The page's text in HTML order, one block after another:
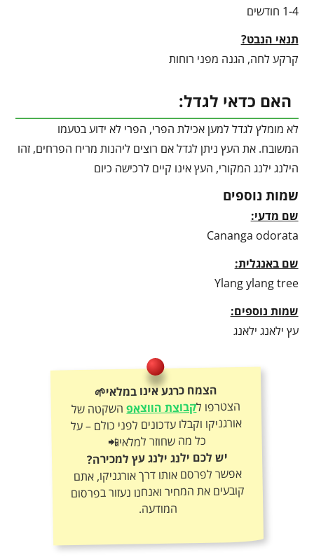
1-4 חודשים
תנאי הנבט?
קרקע לחה, הגנה מפני רוחות
האם כדאי לגדל:
לא מומלץ לגדל למען אכילת הפרי, הפרי לא ידוע בטעמו
המשובח. את העץ ניתן לגדל אם רוצים ליהנות מריח הפרחים, זהו
הילנג ילנג המקורי, העץ אינו קיים לרכישה כיום
שמות נוספים
שם מדעי:
Cananga odorata
שם באנגלית:
Ylang ylang tree
שמות נוספים:
עץ ילאנג ילאנג
הצמח כרגע אינו במלאי🌱
הצטרפו לקבוצת הווצאפהשקטה של
אורגניקו וקבלו עדכונים לפני כולם – על
כל מה שחוזר למלאי📲
יש לכם ילנג ילנג עץ למכירה?
אפשר לפרסם אותו דרך אורגניקו, אתם
קובעים את המחיר ואנחנו נעזור בפרסום
המודעה.